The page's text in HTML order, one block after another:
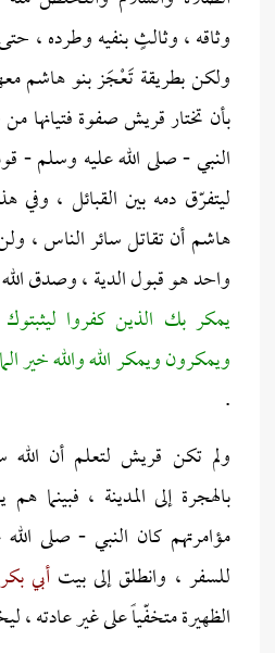
وثاقه ، وثالثٍ بنفيه وطرده ،
ولكن بطريقة تَعْجَز بنو هاشم
بأن تختار قريش صفوة فتيانها من
النبي - صلى الله عليه وسلم -
ليتفرّق دمه بين القبائل ، وفي
هاشم أن تقاتل سائر الناس ،
واحد هو قبول الدية ، وصدق
يمكر بك الذين كفروا
ويمكرون ويمكر الله والله خير
.
ولم تكن قريش لتعلم أن الله
بالهجرة إلى المدينة ، فبينما
مؤامرتهم كان النبي - صلى
للسفر ، وانطلق إلى بيت أبي
الظهيرة متخفّياً على غير عادته ،